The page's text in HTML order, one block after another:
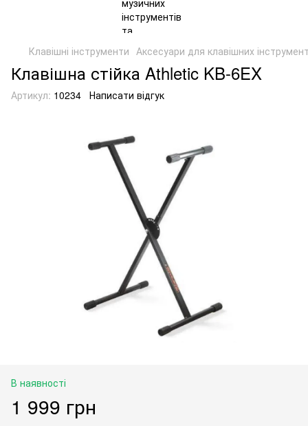
Клавішні інструменти Аксесуари для клавішних
Клавішна стійка Athletic KB-6EX
Артикул: 10234 Написати відгук
В наявності
1 999 грн